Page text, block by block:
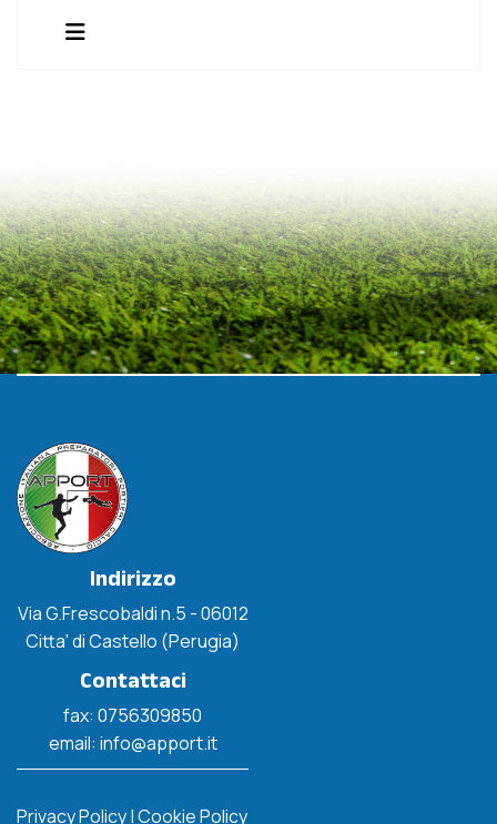
Indirizzo
Via G.Frescobaldi n.5 - 06012
Citta' di Castello (Perugia)
Contattaci
fax: 0756309850
email: info@apport.it
Privacy Policy|Cookie Policy